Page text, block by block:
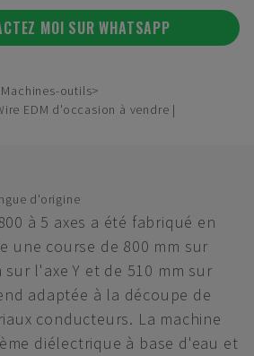
MOI SUR WHATSAPP
Machines-outils
EDM d'occasion à vendre |
d'origine
à 5 axes a été fabriqué en
une course de 800 mm sur
sur l'axe Y et de 510 mm sur
adaptée à la découpe de
conducteurs. La machine
diélectrique à base d'eau et